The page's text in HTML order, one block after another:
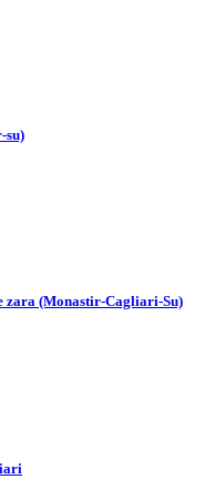
su)
zara (Monastir-Cagliari-Su)